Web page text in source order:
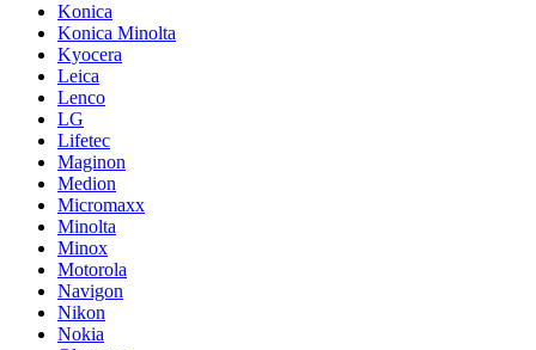
Konica
Konica Minolta
Kyocera
Leica
Lenco
LG
Lifetec
Maginon
Medion
Micromaxx
Minolta
Minox
Motorola
Navigon
Nikon
Nokia